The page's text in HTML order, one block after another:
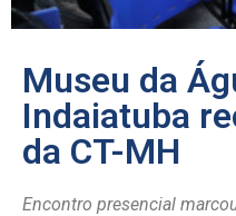
Museu da
Indaiatuba
da CT-MH
Encontro presencial